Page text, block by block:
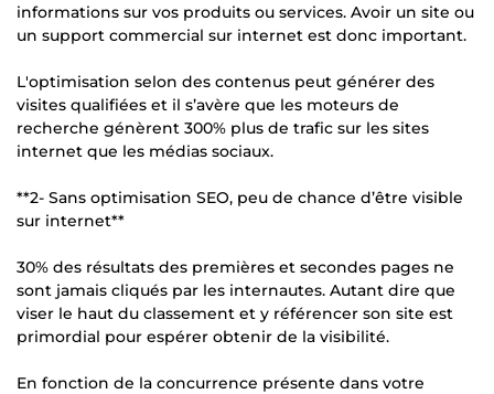
informations sur vos produits ou services. Avoir un site ou
un support commercial sur internet est donc important.
L'optimisation selon des contenus peut générer des
visites qualifiées et il s’avère que les moteurs de
recherche génèrent 300% plus de trafic sur les sites
internet que les médias sociaux.
**2- Sans optimisation SEO, peu de chance d’être visible
sur internet**
30% des résultats des premières et secondes pages ne
sont jamais cliqués par les internautes. Autant dire que
viser le haut du classement et y référencer son site est
primordial pour espérer obtenir de la visibilité.
En fonction de la concurrence présente dans votre